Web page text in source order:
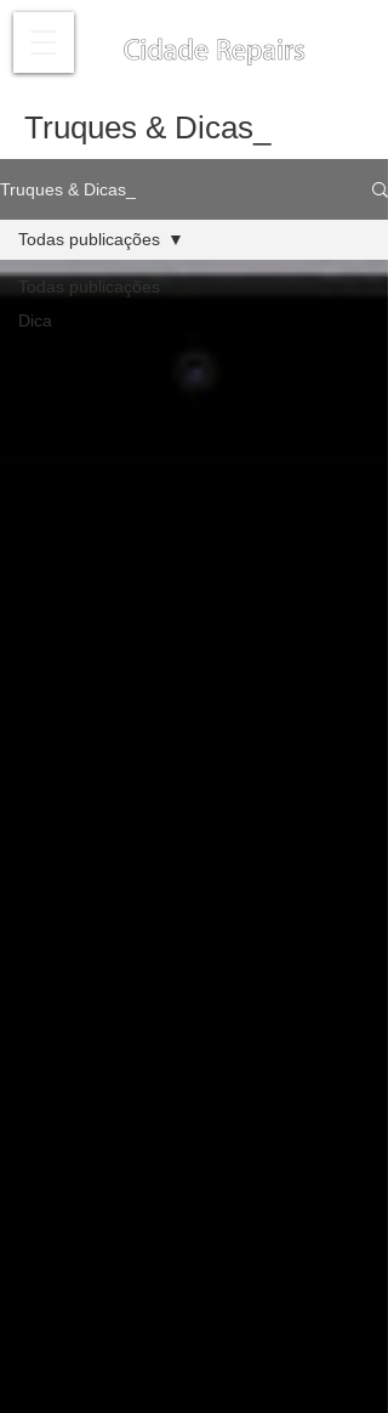
Truques & Dicas_
Truques & Dicas_
Todas publicações
Dica
Todas publicações